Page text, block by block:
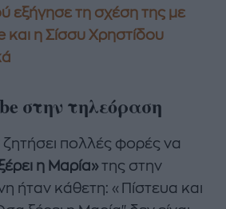
εξήγησε τη σχέση της με
η Σίσσυ Χρηστίδου
στην τηλεόραση
ζητήσει πολλές φορές να
η Μαρία»της στην
ήταν κάθετη: «Πίστευα και